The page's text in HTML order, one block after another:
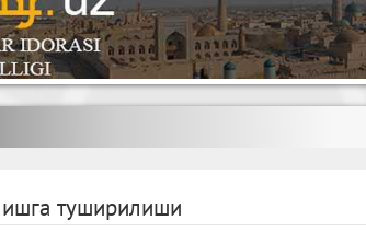
ишга туширилиши